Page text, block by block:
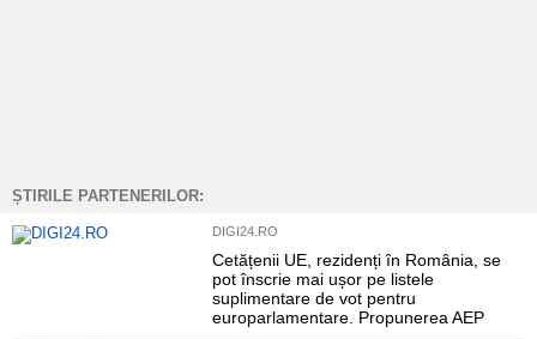
ȘTIRILE PARTENERILOR:
DIGI24.RO
Cetățenii UE, rezidenți în România, se
pot înscrie mai ușor pe listele
suplimentare de vot pentru
europarlamentare. Propunerea AEP